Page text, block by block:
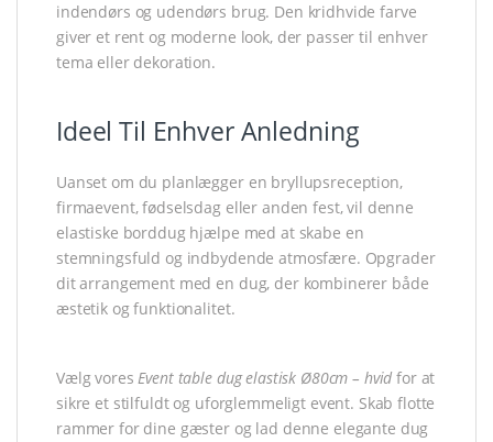
indendørs og udendørs brug. Den kridhvide farve
giver et rent og moderne look, der passer til enhver
tema eller dekoration.
Ideel Til Enhver Anledning
Uanset om du planlægger en bryllupsreception,
firmaevent, fødselsdag eller anden fest, vil denne
elastiske borddug hjælpe med at skabe en
stemningsfuld og indbydende atmosfære. Opgrader
dit arrangement med en dug, der kombinerer både
æstetik og funktionalitet.
Vælg voresEvent table dug elastisk Ø80cm – hvidfor at
sikre et stilfuldt og uforglemmeligt event. Skab flotte
rammer for dine gæster og lad denne elegante dug